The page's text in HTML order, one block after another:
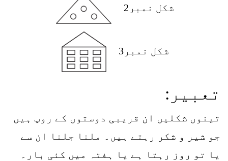
شکل نمبر2
شکل نمبر3
تعبیر:
تینوں شکلیں ان قریبی دوستوں کے روپ ہیں
جو شیر و شکر رہتے ہیں۔ ملنا جلنا ان سے
یا تو روز رہتا ہے یا ہفتہ میں کئی بار۔